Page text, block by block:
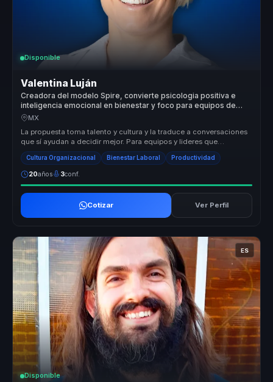
Disponible
Valentina Luján
Creadora del modelo Spire, convierte psicologia positiva e
inteligencia emocional en bienestar y foco para equipos de
trabajo.
MX
La propuesta toma talento y cultura y la traduce a conversaciones
que sí ayudan a decidir mejor. Para equipos y lideres que
necesitan eje...
Cultura Organizacional Bienestar Laboral Productividad
20años 3conf.
Cotizar Ver Perfil
ES
Disponible